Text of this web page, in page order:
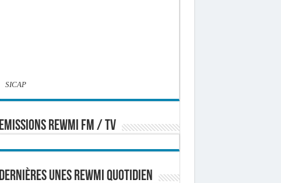
SICAP
EMISSIONS REWMI FM / TV
Dernières Unes Rewmi Quotidien